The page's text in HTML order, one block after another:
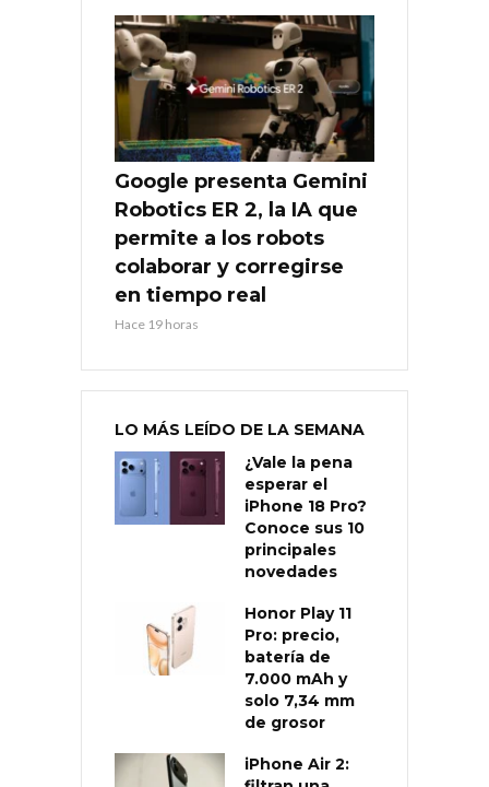
Google presenta Gemini
Robotics ER 2, la IA que
permite a los robots
colaborar y corregirse
en tiempo real
Hace 19 horas
LO MÁS LEÍDO DE LA SEMANA
¿Vale la pena
esperar el
iPhone 18 Pro?
Conoce sus 10
principales
novedades
Honor Play 11
Pro: precio,
batería de
7.000 mAh y
solo 7,34 mm
de grosor
iPhone Air 2: